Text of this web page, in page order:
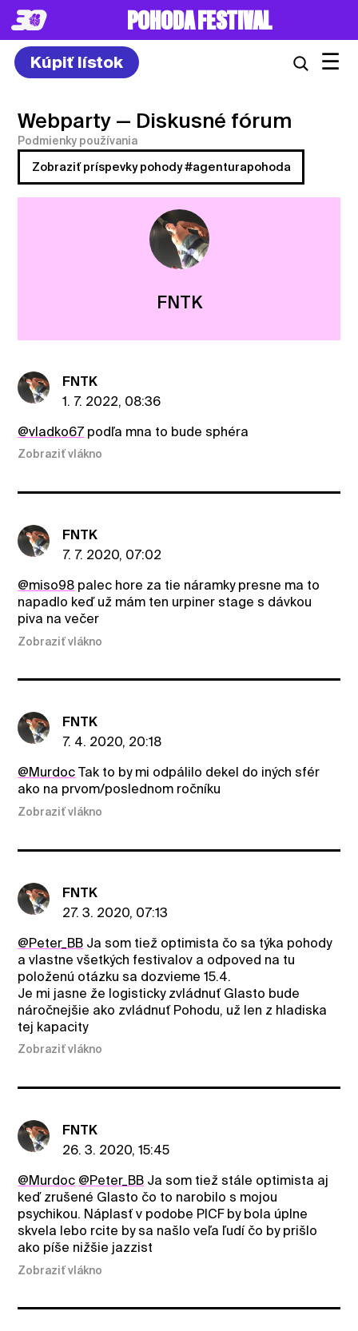
POHODA FESTIVAL
Kúpiť lístok ☰
Webparty — Diskusné fórum
Podmienky používania
Zobraziť príspevky pohody #agenturapohoda
FNTK
FNTK
1. 7. 2022, 08:36
@vladko67 podľa mna to bude sphéra
Zobraziť vlákno
FNTK
7. 7. 2020, 07:02
@miso98 palec hore za tie náramky presne ma to
napadlo keď už mám ten urpiner stage s dávkou
piva na večer
Zobraziť vlákno
FNTK
7. 4. 2020, 20:18
@Murdoc Tak to by mi odpálilo dekel do iných sfér
ako na prvom/poslednom ročníku
Zobraziť vlákno
FNTK
27. 3. 2020, 07:13
@Peter_BB Ja som tiež optimista čo sa týka pohody
a vlastne všetkých festivalov a odpoved na tu
položenú otázku sa dozvieme 15.4.
Je mi jasne že logisticky zvládnuť Glasto bude
náročnejšie ako zvládnuť Pohodu, už len z hladiska
tej kapacity
Zobraziť vlákno
FNTK
26. 3. 2020, 15:45
@Murdoc @Peter_BB Ja som tiež stále optimista aj
keď zrušené Glasto čo to narobilo s mojou
psychikou. Náplasť v podobe PICF by bola úplne
skvela lebo rcite by sa našlo veľa ľudí čo by prišlo
ako píše nižšie jazzist
Zobraziť vlákno